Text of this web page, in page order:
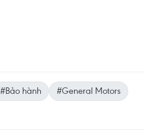
#Bảo hành
#General Motors